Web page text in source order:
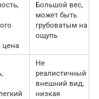
цена
Большой вес,
может быть
грубоватым на
ощупь
Не
реалистичный
внешний вид,
низкая